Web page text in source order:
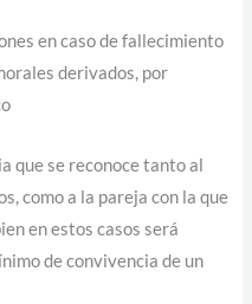
en caso de fallecimiento
derivados, por
que se reconoce tanto al
como a la pareja con la que
en estos casos será
de convivencia de un